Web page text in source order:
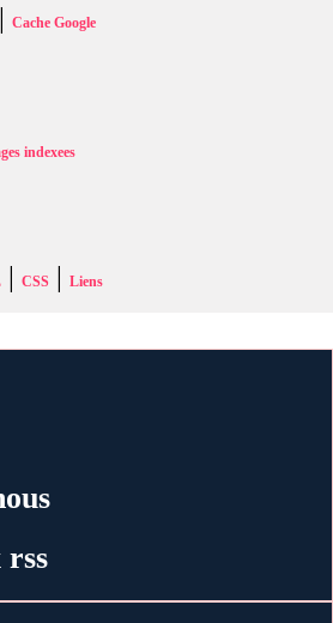
| Cache Google
indexees
| CSS | Liens